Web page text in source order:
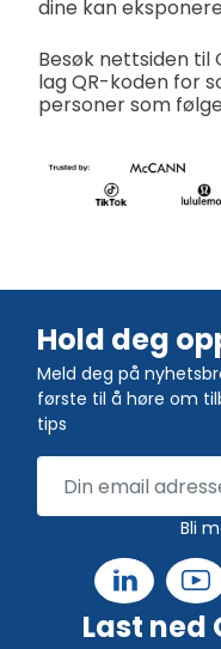
dine kan
Besøk nettsiden til
lag QR-koden for
personer som
Hold deg
Meld deg på
første til å høre om
tips
Bli
Last ned